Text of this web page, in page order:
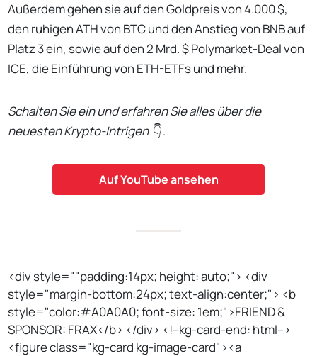
Außerdem gehen sie auf den Goldpreis von 4.000 $,
den ruhigen ATH von BTC und den Anstieg von BNB auf
Platz 3 ein, sowie auf den 2 Mrd. $ Polymarket-Deal von
ICE, die Einführung von ETH-ETFs und mehr.
Schalten Sie ein und erfahren Sie alles über die
neuesten Krypto-Intrigen 👇.
Auf YouTube ansehen
<div style=""padding:14px; height: auto;"> <div
style="margin-bottom:24px; text-align:center;"> <b
style="color:#A0A0A0; font-size: 1em;">FRIEND &
SPONSOR: FRAX</b> </div> <!--kg-card-end: html-->
<figure class="kg-card kg-image-card"><a